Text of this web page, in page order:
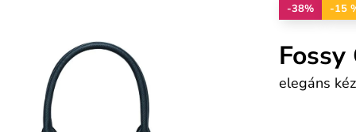
-38% -15
elegáns